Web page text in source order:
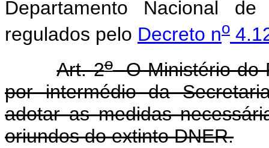
Departamento Nacional
regulados pelo Decreto no
Art. 2oO Ministério do
por intermédio da
adotar as medidas
oriundos do extinto DNER.